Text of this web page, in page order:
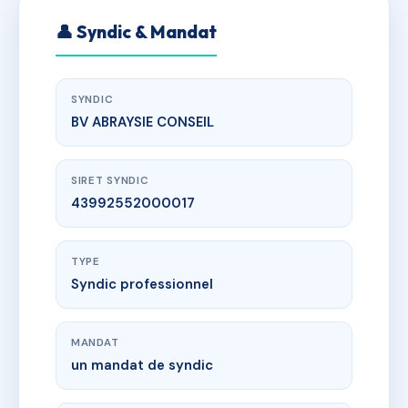
👤 Syndic & Mandat
SYNDIC
BV ABRAYSIE CONSEIL
SIRET SYNDIC
43992552000017
TYPE
Syndic professionnel
MANDAT
un mandat de syndic